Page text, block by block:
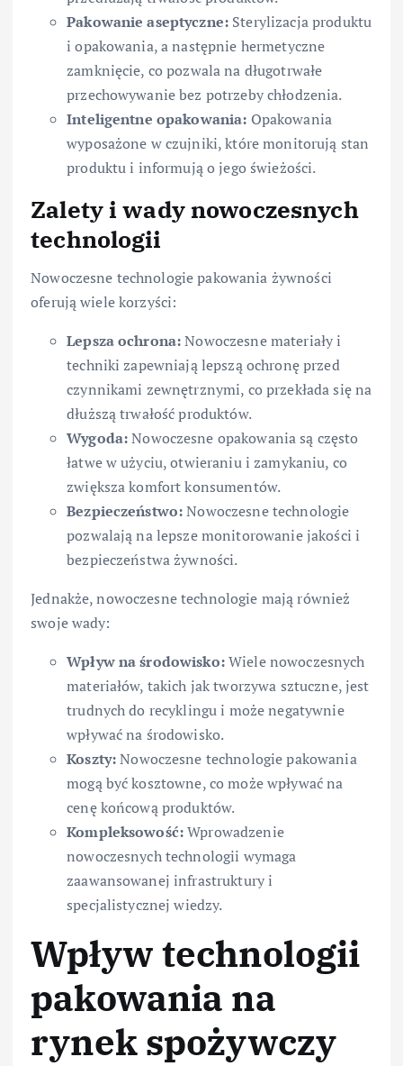
Pakowanie aseptyczne: Sterylizacja produktu
i opakowania, a następnie hermetyczne
zamknięcie, co pozwala na długotrwałe
przechowywanie bez potrzeby chłodzenia.
Inteligentne opakowania: Opakowania
wyposażone w czujniki, które monitorują stan
produktu i informują o jego świeżości.
Zalety i wady nowoczesnych
technologii
Nowoczesne technologie pakowania żywności
oferują wiele korzyści:
Lepsza ochrona:Nowoczesne materiały i
techniki zapewniają lepszą ochronę przed
czynnikami zewnętrznymi, co przekłada się na
dłuższą trwałość produktów.
Wygoda:Nowoczesne opakowania są często
łatwe w użyciu, otwieraniu i zamykaniu, co
zwiększa komfort konsumentów.
Bezpieczeństwo:Nowoczesne technologie
pozwalają na lepsze monitorowanie jakości i
bezpieczeństwa żywności.
Jednakże, nowoczesne technologie mają również
swoje wady:
Wpływ na środowisko:Wiele nowoczesnych
materiałów, takich jak tworzywa sztuczne, jest
trudnych do recyklingu i może negatywnie
wpływać na środowisko.
Koszty:Nowoczesne technologie pakowania
mogą być kosztowne, co może wpływać na
cenę końcową produktów.
Kompleksowość:Wprowadzenie
nowoczesnych technologii wymaga
zaawansowanej infrastruktury i
specjalistycznej wiedzy.
Wpływ technologii
pakowania na
rynek spożywczy